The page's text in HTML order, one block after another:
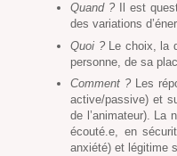
Quand ? Il est
des variations
Quoi ?Le choix, la
personne, de sa
Comment ? Les
active/passive) et
de l’animateur). La
écouté.e, en
anxiété) et légitime